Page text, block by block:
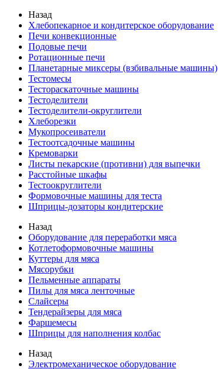
Назад
Хлебопекарное и кондитерское оборудование
Печи конвекционные
Подовые печи
Ротационные печи
Планетарные миксеры (взбивальные машины)
Тестомесы
Тестораскаточные машины
Тестоделители
Тестоделители-округлители
Хлеборезки
Мукопросеиватели
Тестоотсадочные машины
Кремоварки
Листы пекарские (противни) для выпечки
Расстойные шкафы
Тестоокруглители
Формовочные машины для теста
Шприцы-дозаторы кондитерские
Назад
Оборудование для переработки мяса
Котлетоформовочные машины
Куттеры для мяса
Мясорубки
Пельменные аппараты
Пилы для мяса ленточные
Слайсеры
Тендерайзеры для мяса
Фаршемесы
Шприцы для наполнения колбас
Назад
Электромеханическое оборудование